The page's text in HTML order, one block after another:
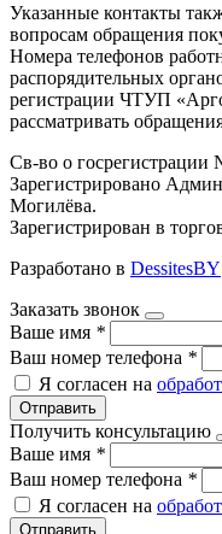
Указанные контакты
вопросам обращения
Номера телефонов
распорядительных
регистрации ЧТУП
рассматривать
Св-во о госрегистрации
Зарегистрировано
Могилёва.
Зарегистрирован в
Разработано в DessitesBY
Заказать звонок
Ваше имя *
Ваш номер телефона *
Я согласен на
Отправить
Получить консультацию
Ваше имя *
Ваш номер телефона *
Я согласен на
Отправить